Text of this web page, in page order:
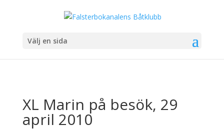
Välj en sida
XL Marin på besök, 29
april 2010